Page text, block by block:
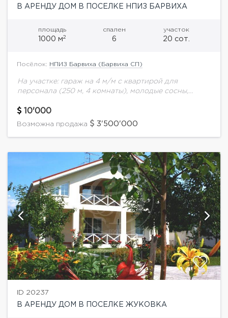
В АРЕНДУ ДОМ В ПОСЕЛКЕ НПИЗ БАРВИХА
площадь
1000 м2
спален
6
участок
20 сот.
Посёлок: НПИЗ Барвиха (Барвиха СП)
На участке: гараж на 4 м/м с квартирой для
персонала (250 м, 4 комнаты), молодые сосны,
хаммам, тренажерный зал.1 этаж -...
10'000
Возможна продажа 3'500'000
ID 20237
В АРЕНДУ ДОМ В ПОСЕЛКЕ ЖУКОВКА